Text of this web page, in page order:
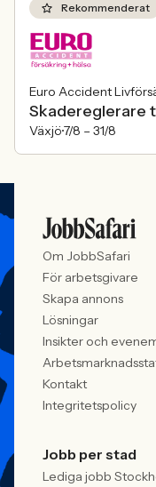
Rekommenderat
Euro Accident
Skadereglerare
Växjö7/8 – 31/8
Om JobbSafari
För arbetsgivare
Skapa annons
Lösningar
Insikter och
Kontakt
Integritetspolicy
Jobb per stad
Lediga jobb